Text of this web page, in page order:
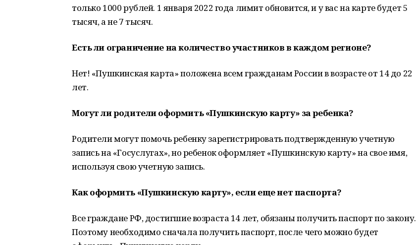
только 1000 рублей. 1 января 2022 года лимит обновится, и у вас на карте будет 5
тысяч, а не 7 тысяч.
Есть ли ограничение на количество участников в каждом регионе?
Нет! «Пушкинская карта» положена всем гражданам России в возрасте от 14 до 22
лет.
Могут ли родители оформить «Пушкинскую карту» за ребенка?
Родители могут помочь ребенку зарегистрировать подтвержденную учетную
запись на «Госуслугах», но ребенок оформляет «Пушкинскую карту» на свое имя,
используя свою учетную запись.
Как оформить «Пушкинскую карту», если еще нет паспорта?
Все граждане РФ, достигшие возраста 14 лет, обязаны получить паспорт по закону.
Поэтому необходимо сначала получить паспорт, после чего можно будет